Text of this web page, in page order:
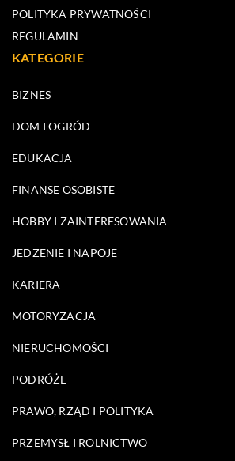
POLITYKA PRYWATNOŚCI
REGULAMIN
KATEGORIE
BIZNES
DOM I OGRÓD
EDUKACJA
FINANSE OSOBISTE
HOBBY I ZAINTERESOWANIA
JEDZENIE I NAPOJE
KARIERA
MOTORYZACJA
NIERUCHOMOŚCI
PODRÓŻE
PRAWO, RZĄD I POLITYKA
PRZEMYSŁ I ROLNICTWO